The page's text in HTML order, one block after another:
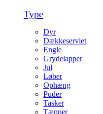
Type
Dyr
Dækkeserviet
Engle
Grydelapper
Jul
Løber
Ophæng
Puder
Tasker
Tæpper